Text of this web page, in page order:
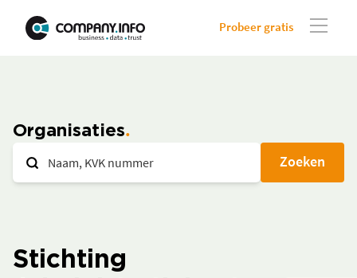
Probeer gratis
Organisaties
Zoeken
Stichting